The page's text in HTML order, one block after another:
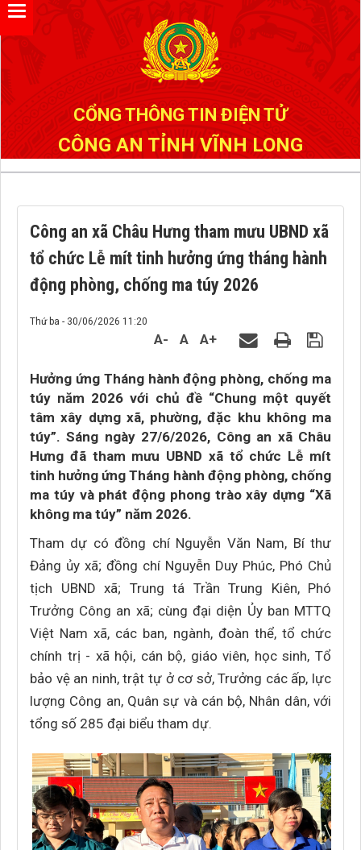
CỔNG THÔNG TIN ĐIỆN TỬ
CÔNG AN TỈNH VĨNH LONG
Công an xã Châu Hưng tham mưu UBND xã
tổ chức Lễ mít tinh hưởng ứng tháng hành
động phòng, chống ma túy 2026
Thứ ba - 30/06/2026 11:20
A- A A+
Hưởng ứng Tháng hành động phòng, chống ma
túy năm 2026 với chủ đề “Chung một quyết
tâm xây dựng xã, phường, đặc khu không ma
túy”. Sáng ngày 27/6/2026, Công an xã Châu
Hưng đã tham mưu UBND xã tổ chức Lễ mít
tinh hưởng ứng Tháng hành động phòng, chống
ma túy và phát động phong trào xây dựng “Xã
không ma túy” năm 2026.
Tham dự có đồng chí Nguyễn Văn Nam, Bí thư
Đảng ủy xã; đồng chí Nguyễn Duy Phúc, Phó Chủ
tịch UBND xã; Trung tá Trần Trung Kiên, Phó
Trưởng Công an xã; cùng đại diện Ủy ban MTTQ
Việt Nam xã, các ban, ngành, đoàn thể, tổ chức
chính trị - xã hội, cán bộ, giáo viên, học sinh, Tổ
bảo vệ an ninh, trật tự ở cơ sở, Trưởng các ấp, lực
lượng Công an, Quân sự và cán bộ, Nhân dân, với
tổng số 285 đại biểu tham dự.